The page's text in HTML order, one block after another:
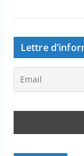
hectares en
jeudi, 23
Les députés
Lettre